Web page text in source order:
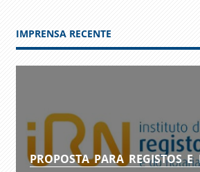
IMPRENSA RECENTE
PROPOSTA PARA REGISTOS E